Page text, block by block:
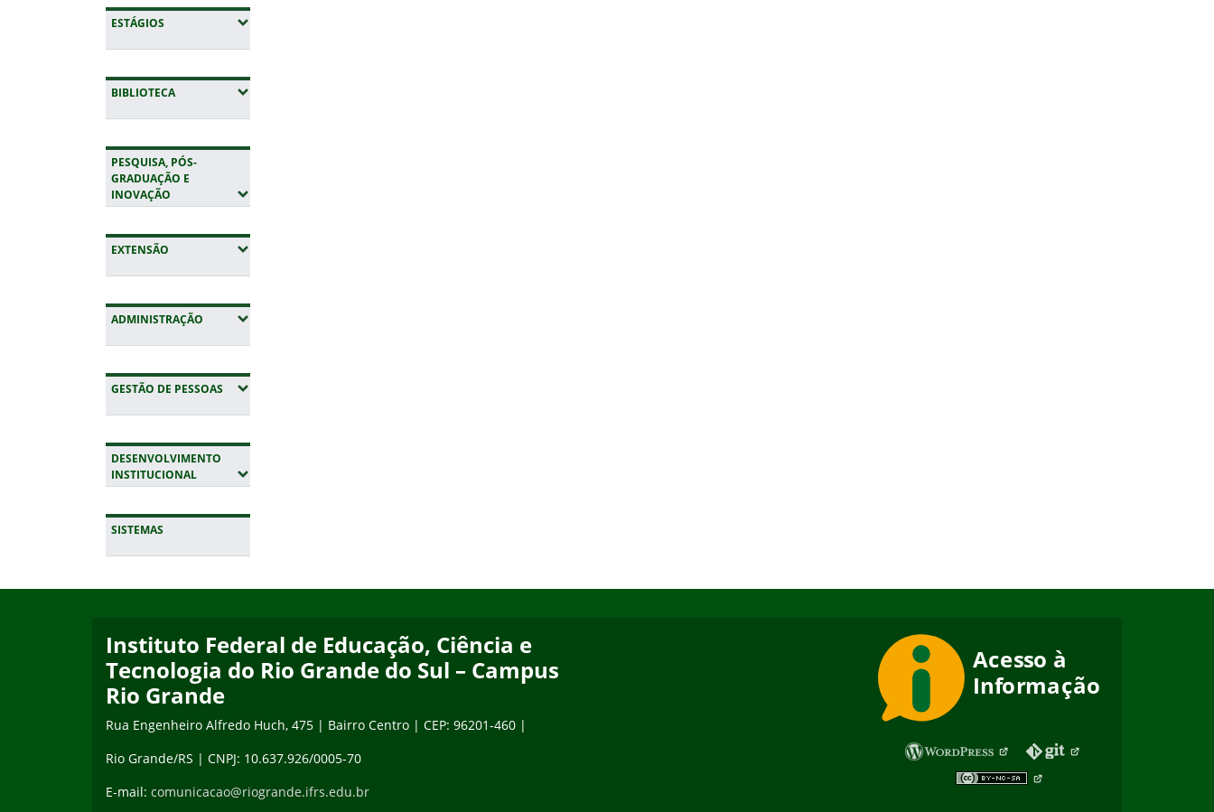
ESTÁGIOS (EXPANDIR SUBMENUS)
BIBLIOTECA(EXPANDIR SUBMENUS)
PESQUISA, PÓS-
GRADUAÇÃO E
INOVAÇÃO (EXPANDIR SUBMENUS)
EXTENSÃO (EXPANDIR SUBMENUS)
ADMINISTRAÇÃO (EXPANDIR SUBMENUS)
GESTÃO DE PESSOAS (EXPANDIR SUBMENUS)
DESENVOLVIMENTO
INSTITUCIONAL(EXPANDIR SUBMENUS)
SISTEMAS
Instituto Federal de Educação, Ciência e
Tecnologia do Rio Grande do Sul – Campus
Rio Grande
Rua Engenheiro Alfredo Huch, 475 | Bairro Centro | CEP: 96201-460 |
Rio Grande/RS | CNPJ: 10.637.926/0005-70
E-mail: comunicacao@riogrande.ifrs.edu.br